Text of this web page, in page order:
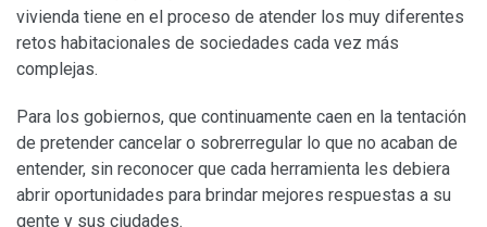
vivienda tiene en el proceso de atender los muy diferentes
retos habitacionales de sociedades cada vez más
complejas.
Para los gobiernos, que continuamente caen en la tentación
de pretender cancelar o sobrerregular lo que no acaban de
entender, sin reconocer que cada herramienta les debiera
abrir oportunidades para brindar mejores respuestas a su
gente y sus ciudades.